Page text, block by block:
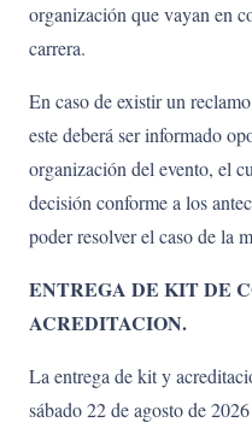
organización que vayan en
carrera.
En caso de existir un
este deberá ser informado
organización del evento, el
decisión conforme a los
poder resolver el caso de la
ENTREGA DE KIT DE
ACREDITACION.
La entrega de kit y
sábado 22 de agosto de